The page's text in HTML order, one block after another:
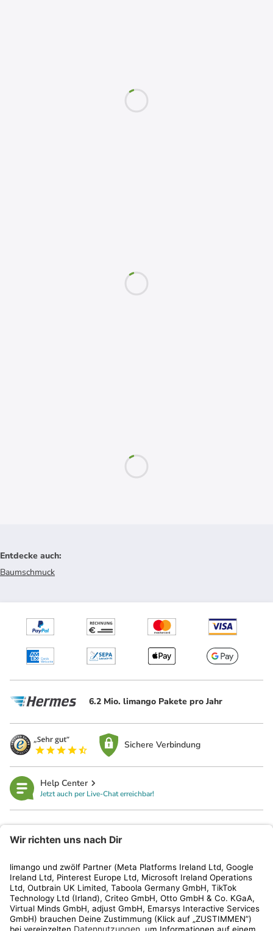
Entdecke auch:
Baumschmuck
6.2 Mio. limango Pakete pro Jahr
Sichere Verbindung
Help Center
Jetzt auch per Live-Chat erreichbar!
Kundenservice
Shop